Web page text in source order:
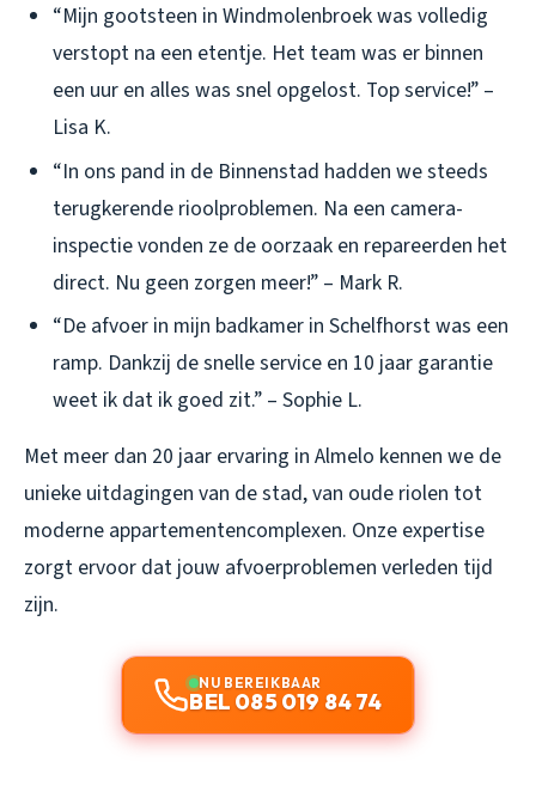
“Mijn gootsteen in Windmolenbroek was volledig
verstopt na een etentje. Het team was er binnen
een uur en alles was snel opgelost. Top service!” –
Lisa K.
“In ons pand in de Binnenstad hadden we steeds
terugkerende rioolproblemen. Na een camera-
inspectie vonden ze de oorzaak en repareerden het
direct. Nu geen zorgen meer!” – Mark R.
“De afvoer in mijn badkamer in Schelfhorst was een
ramp. Dankzij de snelle service en 10 jaar garantie
weet ik dat ik goed zit.” – Sophie L.
Met meer dan 20 jaar ervaring in Almelo kennen we de
unieke uitdagingen van de stad, van oude riolen tot
moderne appartementencomplexen. Onze expertise
zorgt ervoor dat jouw afvoerproblemen verleden tijd
zijn.
NU BEREIKBAAR
BEL 085 019 84 74